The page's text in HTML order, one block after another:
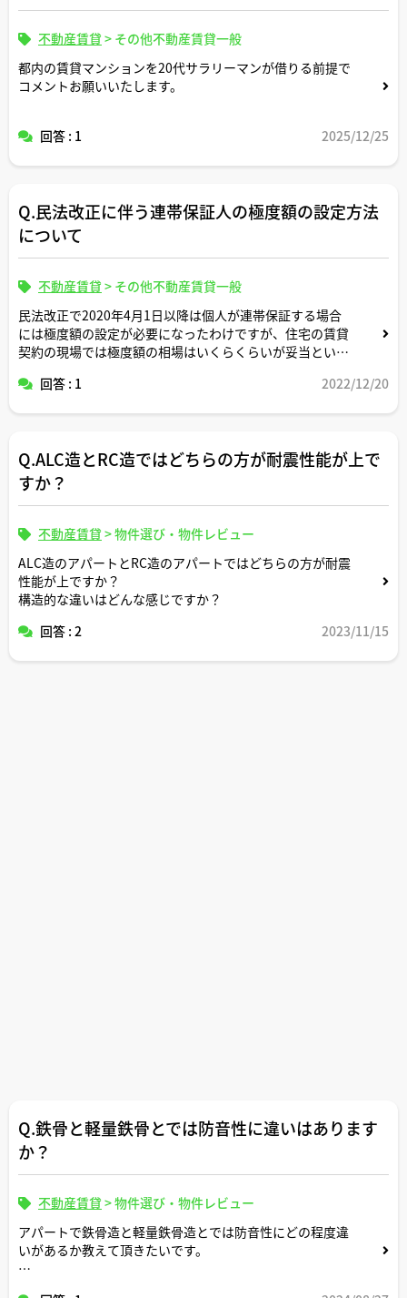
不動産賃貸 > その他不動産賃貸一般
都内の賃貸マンションを20代サラリーマンが借りる前提で
コメントお願いいたします。
回答 : 1 2025/12/25
Q.民法改正に伴う連帯保証人の極度額の設定方法
について
不動産賃貸 > その他不動産賃貸一般
民法改正で2020年4月1日以降は個人が連帯保証する場合
には極度額の設定が必要になったわけですが、住宅の賃貸
契約の現場では極度額の相場はいくらくらいが妥当といっ
る人と賃貸人が極度額の交渉で折り合わないケースがあっ
回答 : 1 2022/12/20
Q.ALC造とRC造ではどちらの方が耐震性能が上で
すか？
不動産賃貸 >物件選び・物件レビュー
ALC造のアパートとRC造のアパートではどちらの方が耐震
性能が上ですか？
構造的な違いはどんな感じですか？
回答 : 2
2023/11/15
Q.鉄骨と軽量鉄骨とでは防音性に違いはあります
か？
不動産賃貸 >物件選び・物件レビュー
アパートで鉄骨造と軽量鉄骨造とでは防音性にどの程度違
いがあるか教えて頂きたいです。